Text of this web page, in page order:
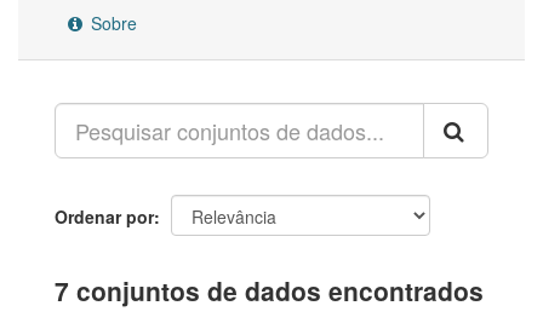
Sobre
Ordenar por
7 conjuntos de dados encontrados